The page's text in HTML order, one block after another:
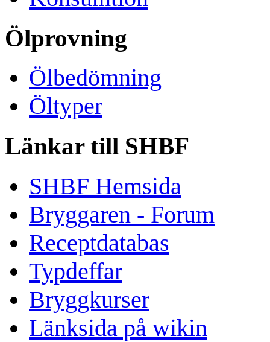
Ölprovning
Ölbedömning
Öltyper
Länkar till SHBF
SHBF Hemsida
Bryggaren - Forum
Receptdatabas
Typdeffar
Bryggkurser
Länksida på wikin